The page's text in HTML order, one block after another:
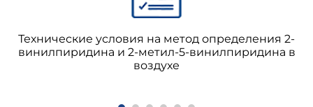
Технические условия на метод определения 2-
винилпиридина и 2-метил-5-винилпиридина в
воздухе